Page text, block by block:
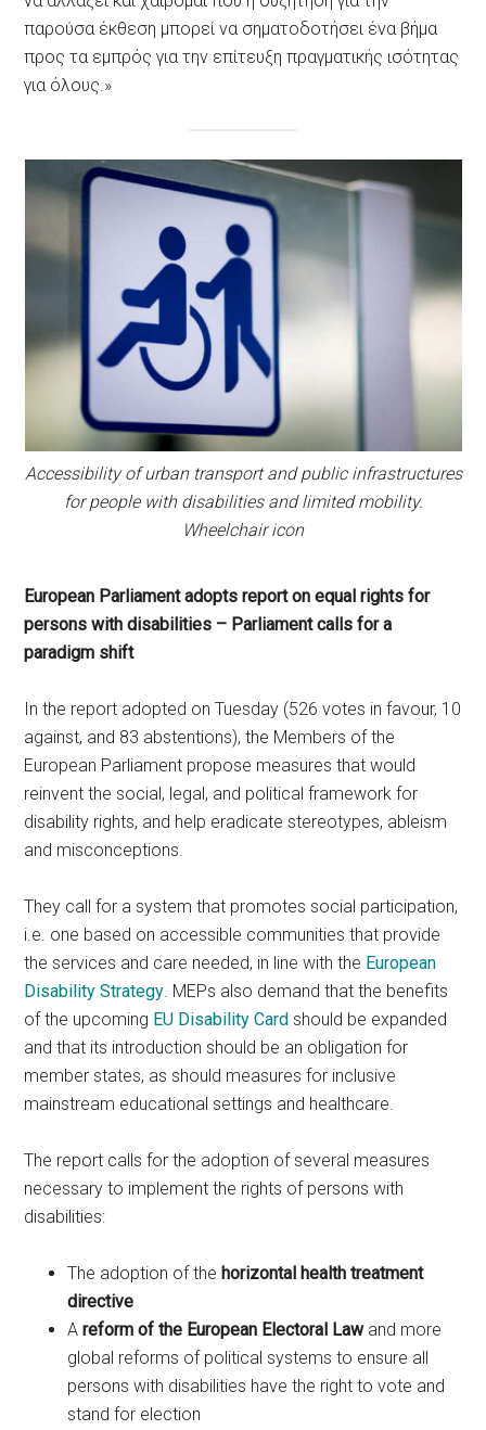
παρούσα έκθεση μπορεί να σηματοδοτήσει ένα βήμα
προς τα εμπρός για την επίτευξη πραγματικής ισότητας
για όλους.»
Accessibility of urban transport and public infrastructures
for people with disabilities and limited mobility.
Wheelchair icon
European Parliament adopts report on equal rights for
persons with disabilities – Parliament calls for a
paradigm shift
In the report adopted on Tuesday (526 votes in favour, 10
against, and 83 abstentions), the Members of the
European Parliament propose measures that would
reinvent the social, legal, and political framework for
disability rights, and help eradicate stereotypes, ableism
and misconceptions.
They call for a system that promotes social participation,
i.e. one based on accessible communities that provide
the services and care needed, in line with the European
Disability Strategy. MEPs also demand that the benefits
of the upcoming EU Disability Card should be expanded
and that its introduction should be an obligation for
member states, as should measures for inclusive
mainstream educational settings and healthcare.
The report calls for the adoption of several measures
necessary to implement the rights of persons with
disabilities:
The adoption of thehorizontal health treatment
directive
Areform of the European Electoral Law and more
global reforms of political systems to ensure all
persons with disabilities have the right to vote and
stand for election